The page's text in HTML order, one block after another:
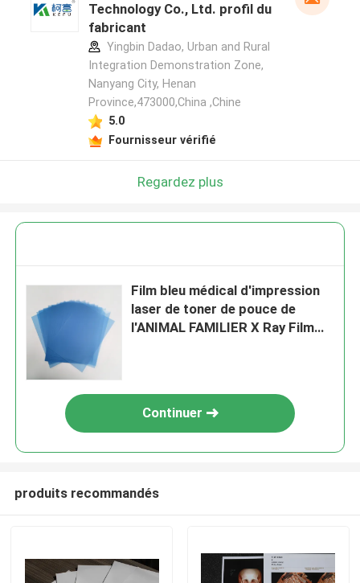
Technology Co., Ltd. profil du
fabricant
Yingbin Dadao, Urban and Rural
Integration Demonstration Zone,
Nanyang City, Henan
Province,473000,China ,Chine
5.0
Fournisseur vérifié
Regardez plus
Film bleu médical d'impression
laser de toner de pouce de
l'ANIMAL FAMILIER X Ray Film
Continuer
produits recommandés